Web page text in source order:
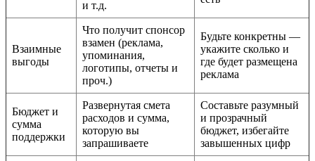
и т.д.
Взаимные
выгоды
Что получит спонсор
взамен (реклама,
упоминания,
логотипы, отчеты и
проч.)
Будьте конкретны —
укажите сколько и
где будет размещена
реклама
Бюджет и
сумма
поддержки
Развернутая смета
расходов и сумма,
которую вы
запрашиваете
Составьте разумный
и прозрачный
бюджет, избегайте
завышенных цифр